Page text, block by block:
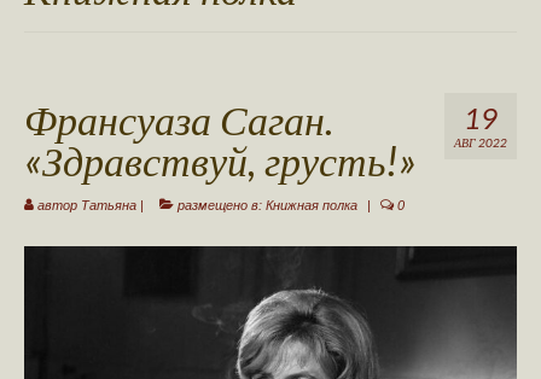
Новые публикации
Авторы сайта
Стать автором
Обратная связь
19
АВГ 2022
Франсуаза Саган.
«Здравствуй, грусть!»
автор Татьяна | размещено в: Книжная полка | 0